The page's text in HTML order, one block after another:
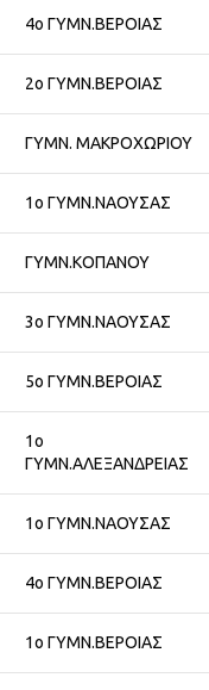
4ο ΓΥΜΝ.ΒΕΡΟΙΑΣ
2ο ΓΥΜΝ.ΒΕΡΟΙΑΣ
ΓΥΜΝ. ΜΑΚΡΟΧΩΡΙΟΥ
1ο ΓΥΜΝ.ΝΑΟΥΣΑΣ
ΓΥΜΝ.ΚΟΠΑΝΟΥ
3ο ΓΥΜΝ.ΝΑΟΥΣΑΣ
5ο ΓΥΜΝ.ΒΕΡΟΙΑΣ
1ο
ΓΥΜΝ.ΑΛΕΞΑΝΔΡΕΙΑΣ
1ο ΓΥΜΝ.ΝΑΟΥΣΑΣ
4ο ΓΥΜΝ.ΒΕΡΟΙΑΣ
1ο ΓΥΜΝ.ΒΕΡΟΙΑΣ